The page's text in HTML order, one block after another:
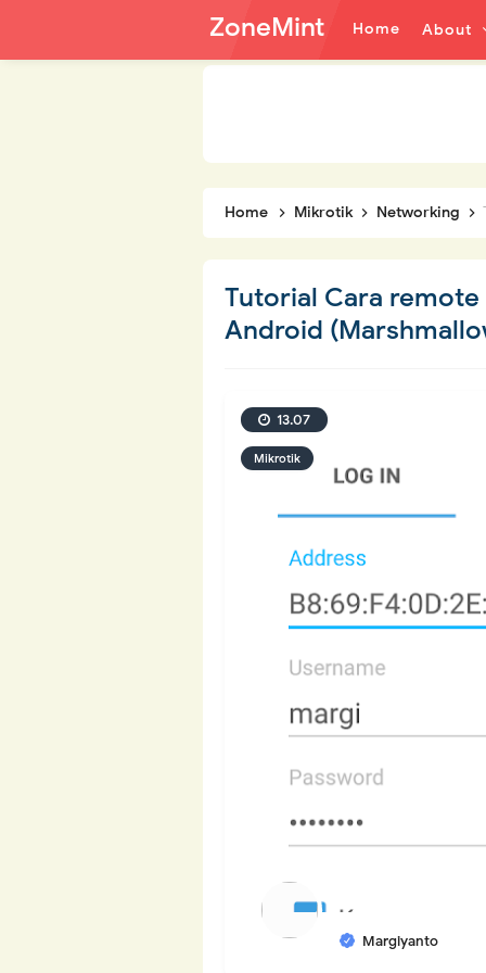
ZoneMint Home About
Home Mikrotik Networking
Tutorial Cara
Android
Mikrotik
Margiyanto
13.07